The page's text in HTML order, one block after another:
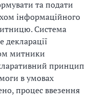
та подати
інформаційного
Система
митники
принцип
в умовах
процес ввезення